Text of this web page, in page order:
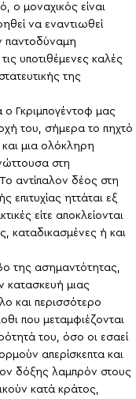
ο μοναχικός είναι
να εναντιωθεί
παντοδύναμη
υποτιθέμενες καλές
της
Γκριμπογέντοφ μας
του, σήμερα το πηχτό
και μια ολόκληρη
στη
αντίπαλον δέος στη
επιτυχίας ηττάται εξ
είτε αποκλείονται
καταδικασμένες ή και
της ασημαντότητας,
κατασκευή μιας
και περισσότερο
που μεταμφιέζονται
του, όσο οι εσαεί
απερίσκεπτα και
δόξης λαμπρόν στους
κατά κράτος,